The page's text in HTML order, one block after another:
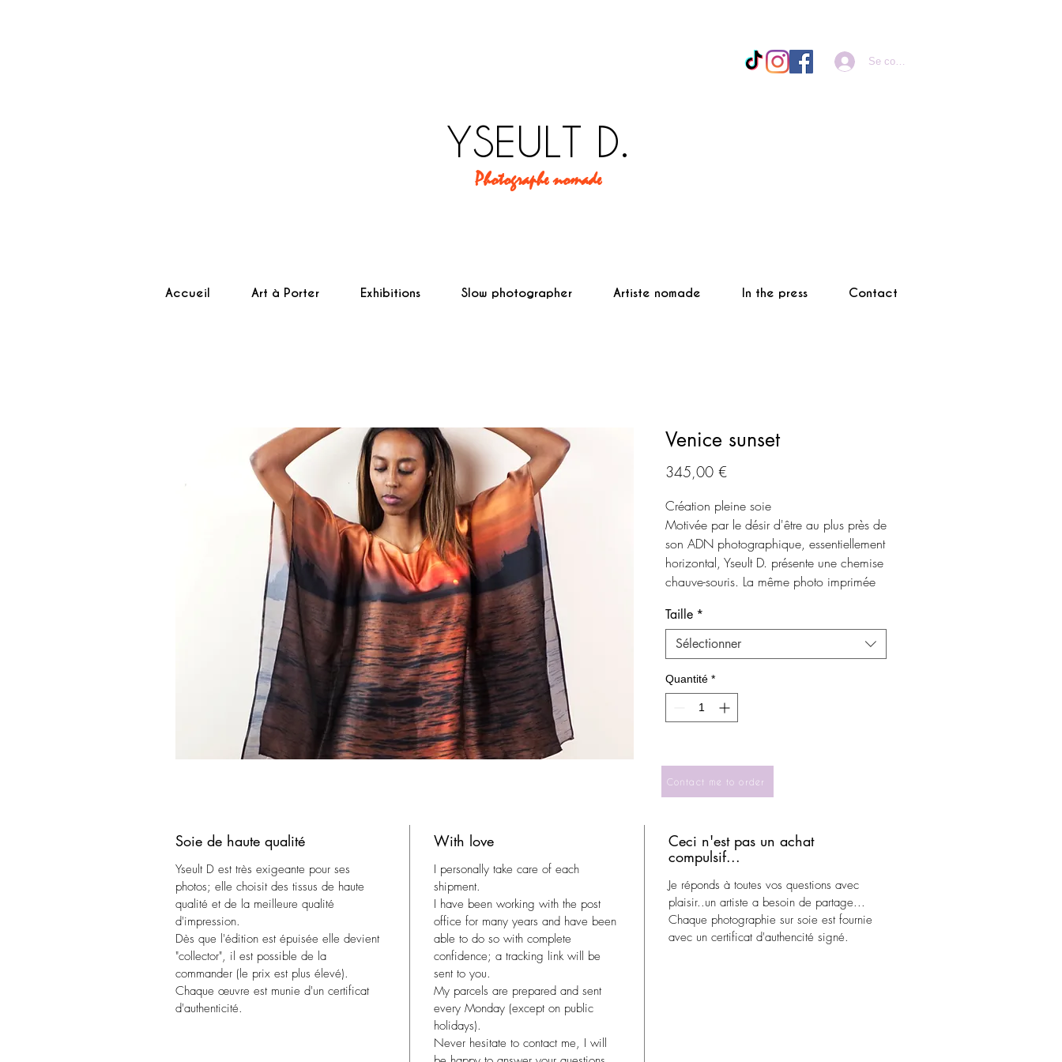
Se connecter
YSEULT D.
Photographe nomade
Accueil Art à Porter Exhibitions Slow photographer Artiste nomade In the press Contact
Venice sunset
345,00 €Prix
Création pleine soie
Motivée par le désir d'être au plus près de
son ADN photographique, essentiellement
horizontal, Yseult D. présente une chemise
chauve-souris. La même photo imprimée
Taille *
Sélectionner
Quantité *
Soie de haute qualité
Yseult D est très exigeante pour ses
photos; elle choisit des tissus de haute
qualité et de la meilleure qualité
d'impression.
Dès que l'édition est épuisée elle devient
"collector", il est possible de la
commander (le prix est plus élevé).
Chaque œuvre est munie d'un certificat
d'authenticité.
With love
I personally take care of each
shipment.
I have been working with the post
office for many years and have been
able to do so with complete
confidence; a tracking link will be
sent to you.
My parcels are prepared and sent
every Monday (except on public
holidays).
Never hesitate to contact me, I will
Ceci n'est pas un achat
compulsif...
Je réponds à toutes vos questions avec
plaisir..un artiste a besoin de partage...
Chaque photographie sur soie est fournie
avec un certificat d'authencité signé.
Contact me to order